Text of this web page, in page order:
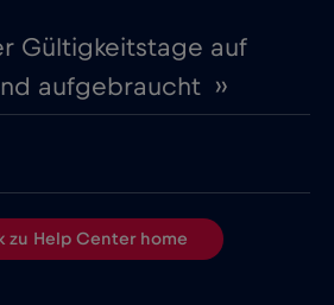
Gültigkeitstage auf
aufgebraucht ››
zu Help Center home